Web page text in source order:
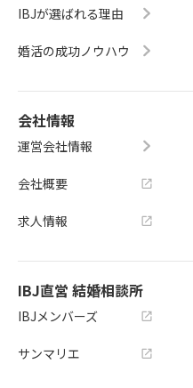
IBJが選ばれる理由
婚活の成功ノウハウ
会社情報
運営会社情報
会社概要
求人情報
IBJ直営 結婚相談所
IBJメンバーズ
サンマリエ